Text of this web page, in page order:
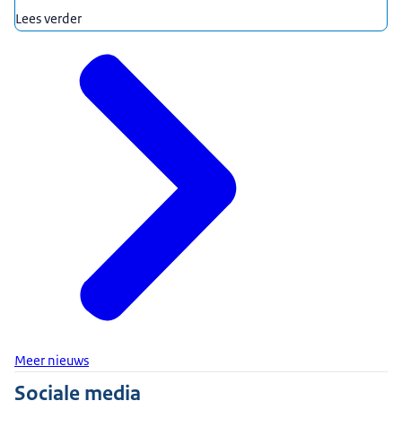
Lees verder
Meer nieuws
Sociale media